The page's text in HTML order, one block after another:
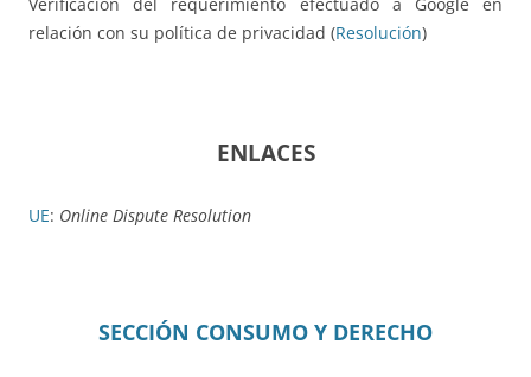
Verificación del requerimiento efectuado a Google en
relación con su política de privacidad (Resolución)
ENLACES
UE: Online Dispute Resolution
SECCIÓN CONSUMO Y DERECHO